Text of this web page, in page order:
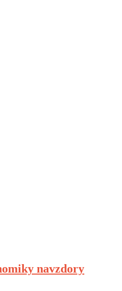
navzdory